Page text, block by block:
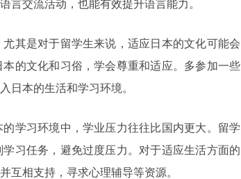
言交流活动，也能有效提升语言能力。
其是对于留学生来说，适应日本的文化可能会
的文化和习俗，学会尊重和适应。多参加一些
日本的生活和学习环境。
学习环境中，学业压力往往比国内更大。留学
习任务，避免过度压力。对于适应生活方面的
互相支持，寻求心理辅导等资源。